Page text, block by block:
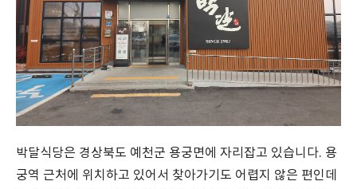
박달식당은 경상북도 예천군 용궁면에 자리잡고 있습니다. 용
궁역 근처에 위치하고 있어서 찾아가기도 어렵지 않은 편인데